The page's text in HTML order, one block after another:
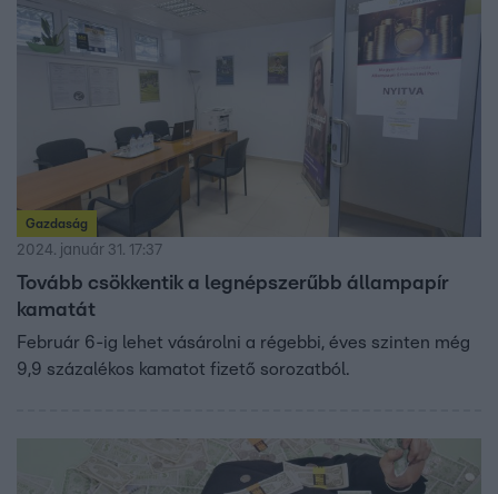
Gazdaság
2024. január 31. 17:37
Tovább csökkentik a legnépszerűbb állampapír
kamatát
Február 6-ig lehet vásárolni a régebbi, éves szinten még
9,9 százalékos kamatot fizető sorozatból.